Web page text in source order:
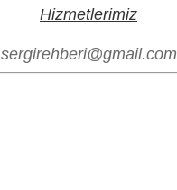
Hizmetlerimiz
sergirehberi@gmail.com